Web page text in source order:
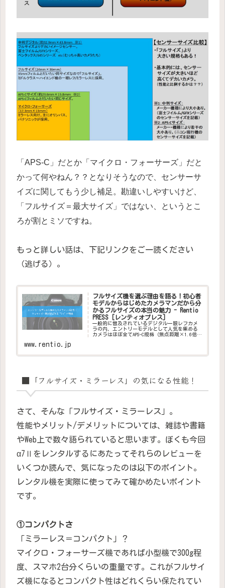
「APS-C」だとか「マイクロ・フォーサーズ」だと
かって何やねん？？となりそうなので、センサーサ
イズに関してもう少し補足。勘違いしやすいけど、
「フルサイズ＝最大サイズ」ではない、というとこ
ろが割とミソですね。
もっと詳しい話は、下記リンクをご一読ください
（逃げる）。
フルサイズ機を選ぶ理由を語る！初心者
モデルからはじめたカメラマンだから分
かるフルサイズの本当の魅力 - Rentio
PRESS [レンティオプレス]
一般的に普及されているデジタル一眼レフカメ
ラの内、エントリーモデルとして人気を集める
カメラはほぼ全てAPS-C規格（焦点距離×1.6倍に
www.rentio.jp
■「フルサイズ・ミラーレス」の気になる性能！
さて、そんな「フルサイズ・ミラーレス」。
性能やメリット/デメリットについては、雑誌や書籍
やWeb上で数々語られていると思います。ぼくも今回
α7Ⅱをレンタルするにあたってそれらのレビューを
いくつか読んで、気になったのは以下のポイント。
レンタル機を実際に使ってみて確かめたいポイント
です。
①コンパクトさ
「ミラーレス＝コンパクト」？
マイクロ・フォーサーズ機であれば小型機で300g程
度、スマホ2台分くらいの重量です。これがフルサイ
ズ機になるとコンパクト性はどれくらい保たれてい